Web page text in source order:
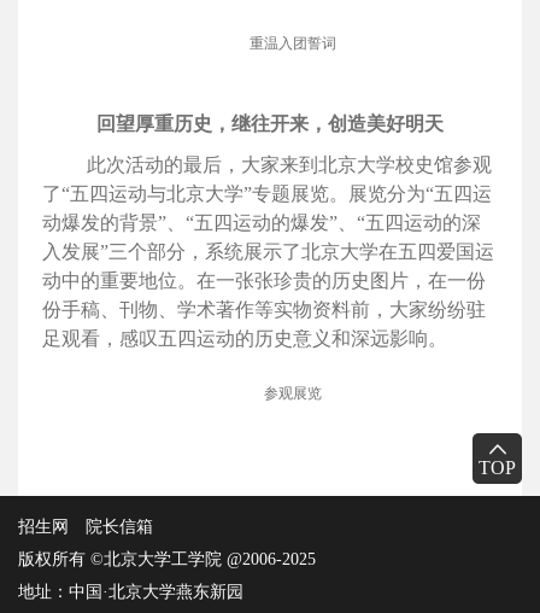
TOP
重温入团誓词
回望厚重历史，继往开来，创造美好明天
此次活动的最后，大家来到北京大学校史馆参观
了“五四运动与北京大学”专题展览。展览分为“五四运
动爆发的背景”、“五四运动的爆发”、“五四运动的深
入发展”三个部分，系统展示了北京大学在五四爱国运
动中的重要地位。在一张张珍贵的历史图片，在一份
份手稿、刊物、学术著作等实物资料前，大家纷纷驻
足观看，感叹五四运动的历史意义和深远影响。
参观展览
招生网
院长信箱
版权所有 ©北京大学工学院 @2006-2025
地址：中国·北京大学燕东新园